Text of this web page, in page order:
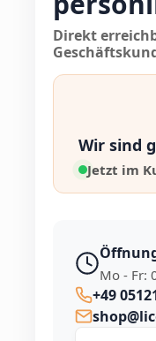
Direkt
Wir sind
Jetzt im
Mo - Fr:
+49